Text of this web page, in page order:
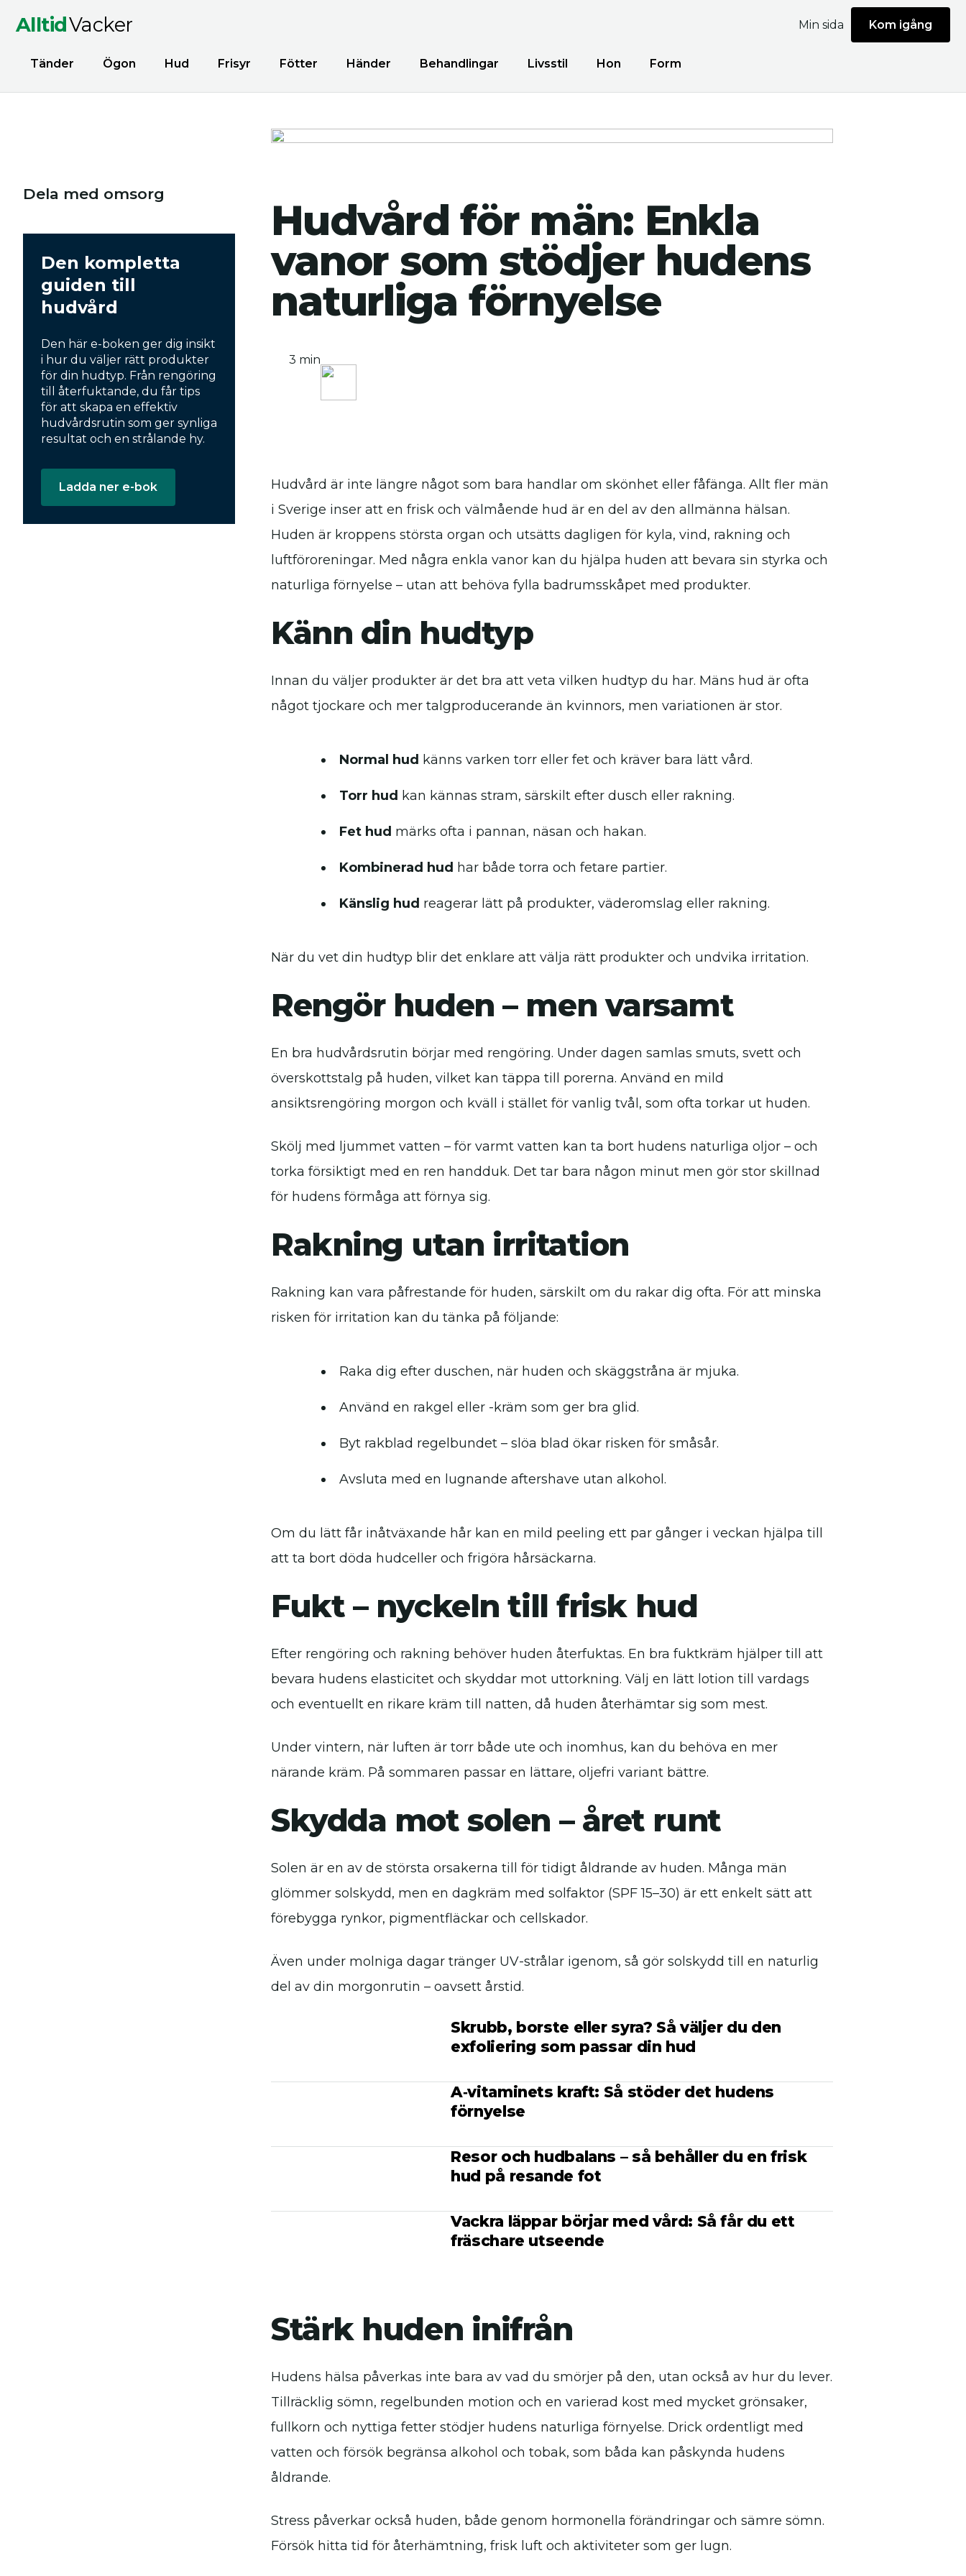
AlltidVacker
Tänder Ögon Hud Frisyr Fötter Händer Behandlingar Livsstil Hon Form
Min sida Kom igång
Hudvård för män: Enkla
vanor som stödjer hudens
naturliga förnyelse
3 min
Hudvård är inte längre något som bara handlar om skönhet eller fåfänga. Allt fler män
i Sverige inser att en frisk och välmående hud är en del av den allmänna hälsan.
Huden är kroppens största organ och utsätts dagligen för kyla, vind, rakning och
luftföroreningar. Med några enkla vanor kan du hjälpa huden att bevara sin styrka och
naturliga förnyelse – utan att behöva fylla badrumsskåpet med produkter.
Känn din hudtyp
Innan du väljer produkter är det bra att veta vilken hudtyp du har. Mäns hud är ofta
något tjockare och mer talgproducerande än kvinnors, men variationen är stor.
Normal hud känns varken torr eller fet och kräver bara lätt vård.
Torr hud kan kännas stram, särskilt efter dusch eller rakning.
Fet hud märks ofta i pannan, näsan och hakan.
Kombinerad hud har både torra och fetare partier.
Känslig hud reagerar lätt på produkter, väderomslag eller rakning.
När du vet din hudtyp blir det enklare att välja rätt produkter och undvika irritation.
Rengör huden – men varsamt
En bra hudvårdsrutin börjar med rengöring. Under dagen samlas smuts, svett och
överskottstalg på huden, vilket kan täppa till porerna. Använd en mild
ansiktsrengöring morgon och kväll i stället för vanlig tvål, som ofta torkar ut huden.
Skölj med ljummet vatten – för varmt vatten kan ta bort hudens naturliga oljor – och
torka försiktigt med en ren handduk. Det tar bara någon minut men gör stor skillnad
för hudens förmåga att förnya sig.
Rakning utan irritation
Rakning kan vara påfrestande för huden, särskilt om du rakar dig ofta. För att minska
risken för irritation kan du tänka på följande:
Raka dig efter duschen, när huden och skäggstråna är mjuka.
Använd en rakgel eller -kräm som ger bra glid.
Byt rakblad regelbundet – slöa blad ökar risken för småsår.
Avsluta med en lugnande aftershave utan alkohol.
Om du lätt får inåtväxande hår kan en mild peeling ett par gånger i veckan hjälpa till
att ta bort döda hudceller och frigöra hårsäckarna.
Fukt – nyckeln till frisk hud
Efter rengöring och rakning behöver huden återfuktas. En bra fuktkräm hjälper till att
bevara hudens elasticitet och skyddar mot uttorkning. Välj en lätt lotion till vardags
och eventuellt en rikare kräm till natten, då huden återhämtar sig som mest.
Under vintern, när luften är torr både ute och inomhus, kan du behöva en mer
närande kräm. På sommaren passar en lättare, oljefri variant bättre.
Skydda mot solen – året runt
Solen är en av de största orsakerna till för tidigt åldrande av huden. Många män
glömmer solskydd, men en dagkräm med solfaktor (SPF 15–30) är ett enkelt sätt att
förebygga rynkor, pigmentfläckar och cellskador.
Även under molniga dagar tränger UV-strålar igenom, så gör solskydd till en naturlig
del av din morgonrutin – oavsett årstid.
Skrubb, borste eller syra? Så väljer du den
exfoliering som passar din hud
A‑vitaminets kraft: Så stöder det hudens
förnyelse
Resor och hudbalans – så behåller du en frisk
hud på resande fot
Vackra läppar börjar med vård: Så får du ett
fräschare utseende
Stärk huden inifrån
Hudens hälsa påverkas inte bara av vad du smörjer på den, utan också av hur du lever.
Tillräcklig sömn, regelbunden motion och en varierad kost med mycket grönsaker,
fullkorn och nyttiga fetter stödjer hudens naturliga förnyelse. Drick ordentligt med
vatten och försök begränsa alkohol och tobak, som båda kan påskynda hudens
åldrande.
Stress påverkar också huden, både genom hormonella förändringar och sämre sömn.
Försök hitta tid för återhämtning, frisk luft och aktiviteter som ger lugn.
Dela med omsorg
Den kompletta
guiden till
hudvård
Den här e-boken ger dig insikt
i hur du väljer rätt produkter
för din hudtyp. Från rengöring
till återfuktande, du får tips
för att skapa en effektiv
hudvårdsrutin som ger synliga
resultat och en strålande hy.
Ladda ner e-bok